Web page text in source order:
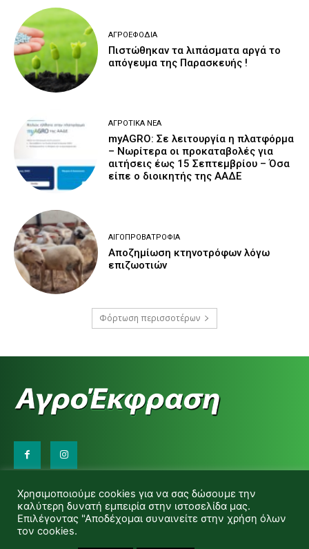
ΑΓΡΟΕΦΌΔΙΑ
Πιστώθηκαν τα λιπάσματα αργά το
απόγευμα της Παρασκευής !
ΑΓΡΟΤΙΚΆ ΝΈΑ
myAGRO: Σε λειτουργία η πλατφόρμα
– Νωρίτερα οι προκαταβολές για
αιτήσεις έως 15 Σεπτεμβρίου – Όσα
είπε ο διοικητής της ΑΑΔΕ
ΑΙΓΟΠΡΟΒΑΤΡΟΦΊΑ
Αποζημίωση κτηνοτρόφων λόγω
επιζωοτιών
Φόρτωση περισσοτέρων
d.makas@yahoo.gr
info@agrofitro.gr
Μακάς Ντίνος
Χρησιμοποιούμε cookies για να σας δώσουμε την
καλύτερη δυνατή εμπειρία στην ιστοσελίδα μας.
Επιλέγοντας "Αποδέχομαι συναινείτε στην χρήση όλων
τον cookies.